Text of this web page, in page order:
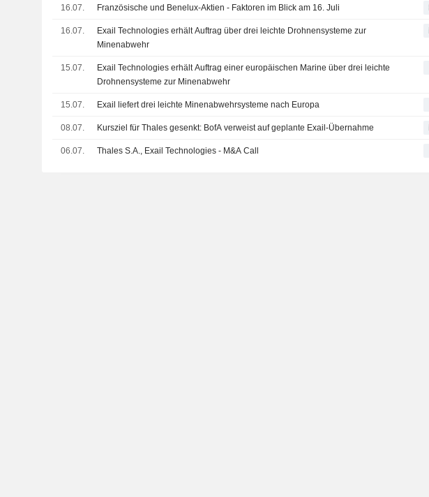
16.07. Französische und Benelux-Aktien - Faktoren im Blick am 16. Juli
16.07.
Exail Technologies erhält Auftrag über drei leichte Drohnensysteme zur
Minenabwehr
15.07.
Exail Technologies erhält Auftrag einer europäischen Marine über drei leichte
Drohnensysteme zur Minenabwehr
15.07. Exail liefert drei leichte Minenabwehrsysteme nach Europa
08.07. Kursziel für Thales gesenkt: BofA verweist auf geplante Exail-Übernahme
06.07. Thales S.A., Exail Technologies - M&A Call